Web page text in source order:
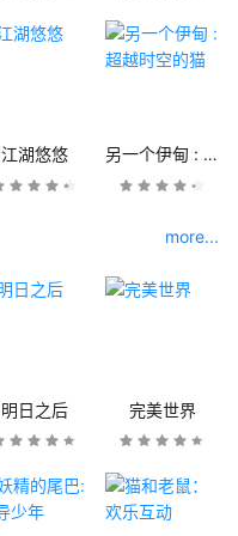
江湖悠悠 另一个伊甸 : 超越时空的猫
more...
明日之后 完美世界